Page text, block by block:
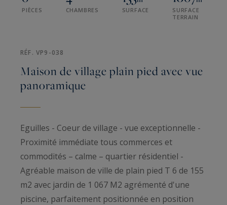
PIÈCES CHAMBRES SURFACE
SURFACE
TERRAIN
RÉF. VP9-038
Maison de village plain pied avec vue
panoramique
Eguilles - Coeur de village - vue exceptionnelle -
Proximité immédiate tous commerces et
commodités – calme – quartier résidentiel -
Agréable maison de ville de plain pied T 6 de 155
m2 avec jardin de 1 067 M2 agrémenté d'une
piscine, parfaitement positionnée en position